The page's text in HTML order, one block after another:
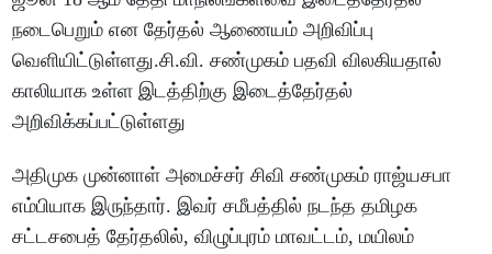
நடைபெறும் என தேர்தல் ஆணையம் அறிவிப்பு
வெளியிட்டுள்ளது.சி.வி. சண்முகம் பதவி விலகியதால்
காலியாக உள்ள இடத்திற்கு இடைத்தேர்தல்
அறிவிக்கப்பட்டுள்ளது
அதிமுக முன்னாள் அமைச்சர் சிவி சண்முகம் ராஜ்யசபா
எம்பியாக இருந்தார். இவர் சமீபத்தில் நடந்த தமிழக
சட்டசபைத் தேர்தலில், விழுப்புரம் மாவட்டம், மயிலம்